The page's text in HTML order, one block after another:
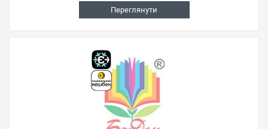
Переглянути